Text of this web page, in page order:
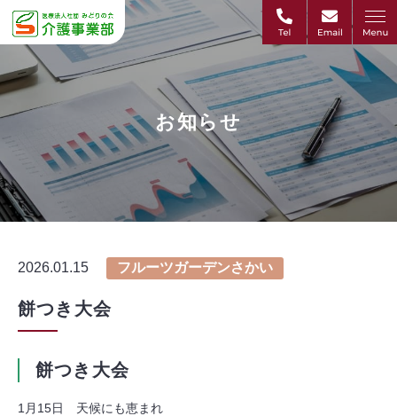
お知らせ
2026.01.15 フルーツガーデンさかい
餅つき大会
餅つき大会
1月15日 天候にも恵まれ